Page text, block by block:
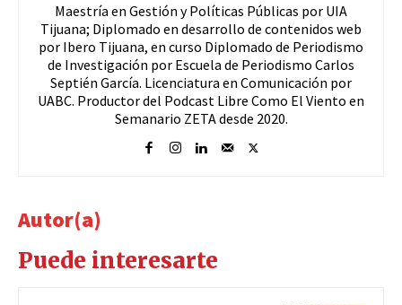
Maestría en Gestión y Políticas Públicas por UIA
Tijuana; Diplomado en desarrollo de contenidos web
por Ibero Tijuana, en curso Diplomado de Periodismo
de Investigación por Escuela de Periodismo Carlos
Septién García. Licenciatura en Comunicación por
UABC. Productor del Podcast Libre Como El Viento en
Semanario ZETA desde 2020.
Autor(a)
Puede interesarte